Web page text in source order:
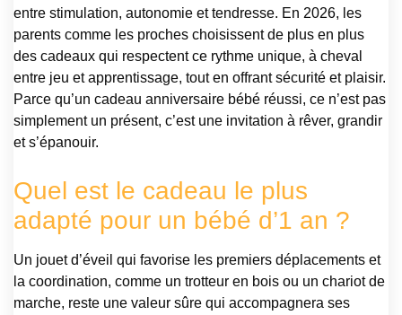
entre stimulation, autonomie et tendresse. En 2026, les
parents comme les proches choisissent de plus en plus
des cadeaux qui respectent ce rythme unique, à cheval
entre jeu et apprentissage, tout en offrant sécurité et plaisir.
Parce qu’un cadeau anniversaire bébé réussi, ce n’est pas
simplement un présent, c’est une invitation à rêver, grandir
et s’épanouir.
Quel est le cadeau le plus
adapté pour un bébé d’1 an ?
Un jouet d’éveil qui favorise les premiers déplacements et
la coordination, comme un trotteur en bois ou un chariot de
marche, reste une valeur sûre qui accompagnera ses